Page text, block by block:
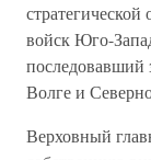
войск Юго-
Волге и
Верховный